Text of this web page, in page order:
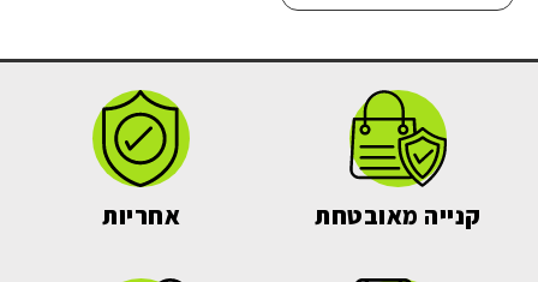
קנייה מאובטחת אחריות